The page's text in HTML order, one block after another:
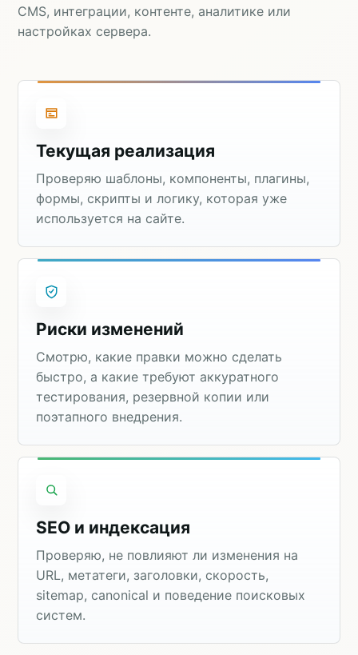
CMS, интеграции, контенте, аналитике или
настройках сервера.
Текущая реализация
Проверяю шаблоны, компоненты, плагины,
формы, скрипты и логику, которая уже
используется на сайте.
Риски изменений
Смотрю, какие правки можно сделать
быстро, а какие требуют аккуратного
тестирования, резервной копии или
поэтапного внедрения.
SEO и индексация
Проверяю, не повлияют ли изменения на
URL, метатеги, заголовки, скорость,
sitemap, canonical и поведение поисковых
систем.